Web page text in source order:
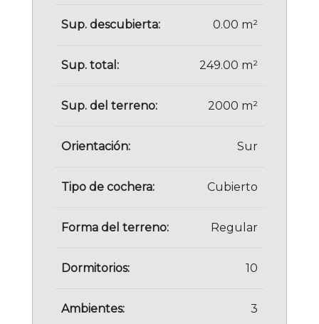
Sup. descubierta: 0.00 m²
Sup. total: 249.00 m²
Sup. del terreno: 2000 m²
Orientación: Sur
Tipo de cochera: Cubierto
Forma del terreno: Regular
Dormitorios: 10
Ambientes: 3